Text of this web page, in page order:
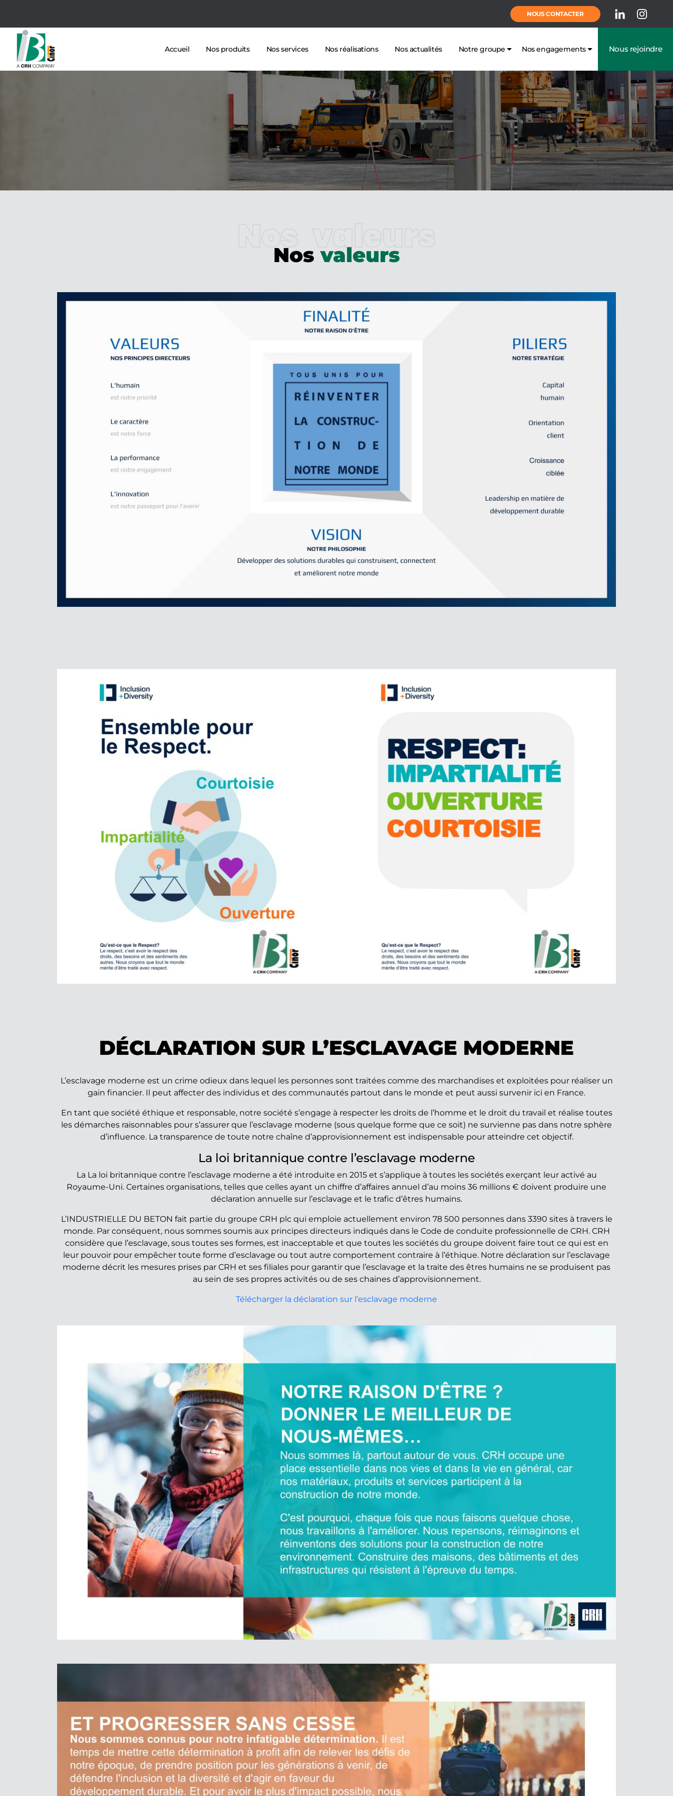
NOUS CONTACTER
Accueil Nos produits Nos services Nos réalisations Nos actualités Notre groupe Nos engagements Nous rejoindre
Nos valeurs
Nosvaleurs
DÉCLARATION SUR L’ESCLAVAGE MODERNE
L’esclavage moderne est un crime odieux dans lequel les personnes sont traitées comme des marchandises et exploitées pour réaliser un
gain financier. Il peut affecter des individus et des communautés partout dans le monde et peut aussi survenir ici en France.
En tant que société éthique et responsable, notre société s’engage à respecter les droits de l’homme et le droit du travail et réalise toutes
les démarches raisonnables pour s’assurer que l’esclavage moderne (sous quelque forme que ce soit) ne survienne pas dans notre sphère
d’influence. La transparence de toute notre chaîne d’approvisionnement est indispensable pour atteindre cet objectif.
La loi britannique contre l’esclavage moderne
La La loi britannique contre l’esclavage moderne a été introduite en 2015 et s’applique à toutes les sociétés exerçant leur activé au
Royaume-Uni. Certaines organisations, telles que celles ayant un chiffre d’affaires annuel d’au moins 36 millions € doivent produire une
déclaration annuelle sur l’esclavage et le trafic d’êtres humains.
L’INDUSTRIELLE DU BETON fait partie du groupe CRH plc qui emploie actuellement environ 78 500 personnes dans 3390 sites à travers le
monde. Par conséquent, nous sommes soumis aux principes directeurs indiqués dans le Code de conduite professionnelle de CRH. CRH
considère que l’esclavage, sous toutes ses formes, est inacceptable et que toutes les sociétés du groupe doivent faire tout ce qui est en
leur pouvoir pour empêcher toute forme d’esclavage ou tout autre comportement contraire à l’éthique. Notre déclaration sur l’esclavage
moderne décrit les mesures prises par CRH et ses filiales pour garantir que l’esclavage et la traite des êtres humains ne se produisent pas
au sein de ses propres activités ou de ses chaines d’approvisionnement.
Télécharger la déclaration sur l’esclavage moderne